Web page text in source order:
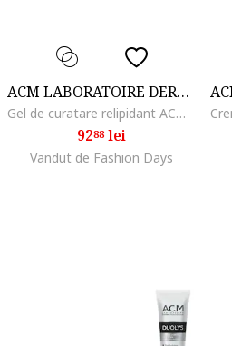
ACM LABORATOIRE DERMATOLOGIQUE
Gel de curatare relipidant ACM Sensitelial pentru pielea uscata si cu tendita atopica, 500 ml
9288 lei
Vandut de Fashion Days